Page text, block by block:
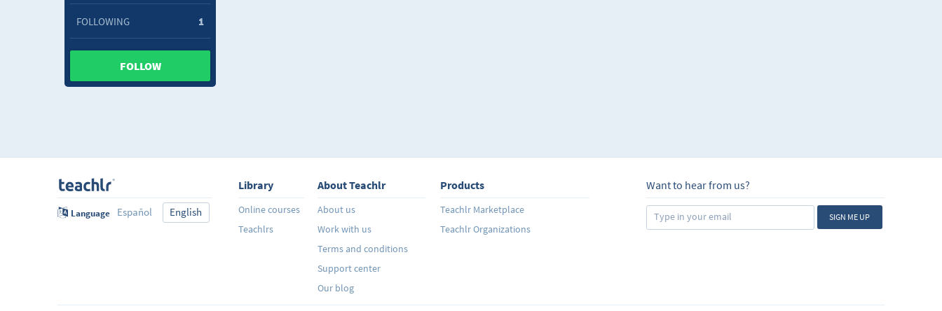
FOLLOWING 1
FOLLOW
Language Español English
Library
Online courses
Teachlrs
About Teachlr
About us
Work with us
Terms and conditions
Support center
Our blog
Products
Teachlr Marketplace
Teachlr Organizations
Want to hear from us?
SIGN ME UP